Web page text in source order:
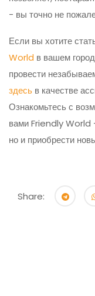
- вы точно не
Если вы хотите
World в вашем
провести
здесь в качестве
Ознакомьтесь с
вами Friendly World
но и приобрести
Share: